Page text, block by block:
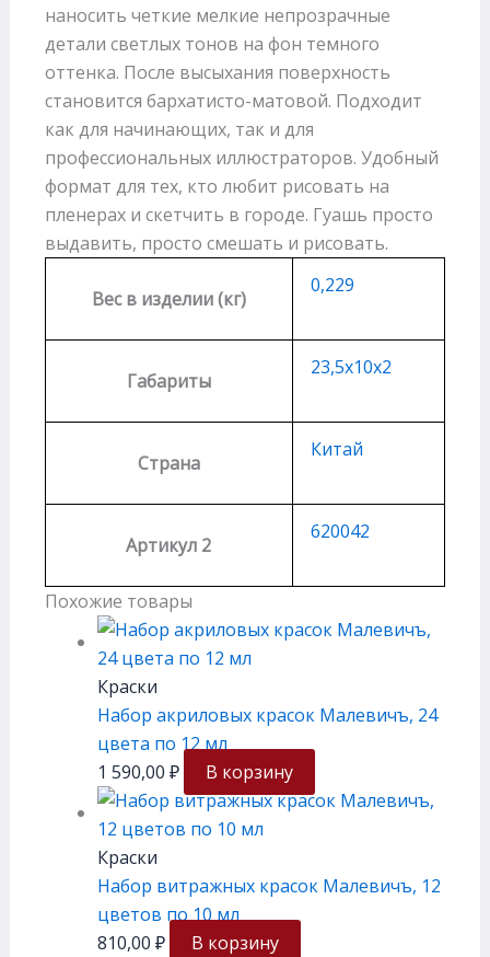
наносить четкие мелкие непрозрачные
детали светлых тонов на фон темного
оттенка. После высыхания поверхность
становится бархатисто-матовой. Подходит
как для начинающих, так и для
профессиональных иллюстраторов. Удобный
формат для тех, кто любит рисовать на
пленерах и скетчить в городе. Гуашь просто
выдавить, просто смешать и рисовать.
Вес в изделии (кг)
0,229
Габариты
23,5х10х2
Страна
Китай
Артикул 2
620042
Похожие товары
Краски
Набор акриловых красок Малевичъ, 24
цвета по 12 мл
1 590,00 ₽ В корзину
Краски
Набор витражных красок Малевичъ, 12
цветов по 10 мл
810,00 ₽
В корзину